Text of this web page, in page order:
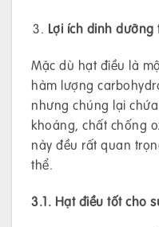
Lợi ích dinh
Mặc dù hạt điều là
hàm lượng
nhưng chúng lại
khoáng, chất chống
này đều rất quan
thể.
3.1. Hạt điều tốt cho